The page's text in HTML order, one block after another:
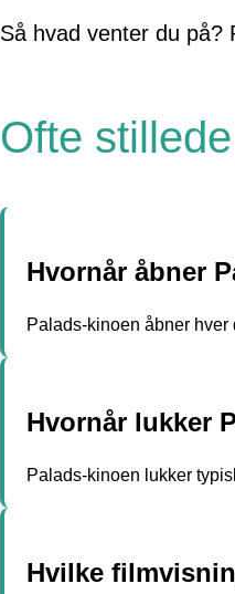
Så hvad venter du
Ofte
Hvornår åbner
Palads-kinoen åbner hver
Hvornår lukker
Palads-kinoen lukker
Hvilke